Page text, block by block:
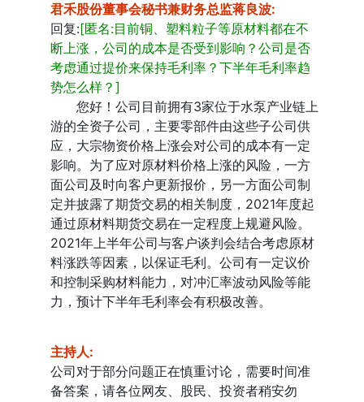
君禾股份董事会秘书兼财务总监蒋良波:
回复:[匿名:目前铜、塑料粒子等原材料都在不
断上涨，公司的成本是否受到影响？公司是否
考虑通过提价来保持毛利率？下半年毛利率趋
势怎么样？]
您好！公司目前拥有3家位于水泵产业链上
游的全资子公司，主要零部件由这些子公司供
应，大宗物资价格上涨会对公司的成本有一定
影响。为了应对原材料价格上涨的风险，一方
面公司及时向客户更新报价，另一方面公司制
定并披露了期货交易的相关制度，2021年度起
通过原材料期货交易在一定程度上规避风险。
2021年上半年公司与客户谈判会结合考虑原材
料涨跌等因素，以保证毛利。公司有一定议价
和控制采购材料能力，对冲汇率波动风险等能
力， 预计下半年毛利率会有积极改善。
主持人:
公司对于部分问题正在慎重讨论，需要时间准
备答案，请各位网友、股民、投资者稍安勿